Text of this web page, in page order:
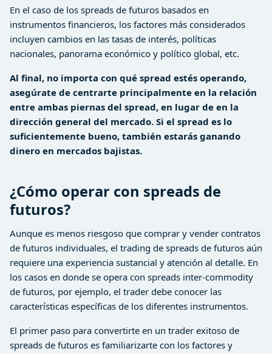
En el caso de los spreads de futuros basados en
instrumentos financieros, los factores más considerados
incluyen cambios en las tasas de interés, políticas
nacionales, panorama económico y político global, etc.
Al final, no importa con qué spread estés operando,
asegúrate de centrarte principalmente en la relación
entre ambas piernas del spread, en lugar de en la
dirección general del mercado. Si el spread es lo
suficientemente bueno, también estarás ganando
dinero en mercados bajistas.
¿Cómo operar con spreads de
futuros?
Aunque es menos riesgoso que comprar y vender contratos
de futuros individuales, el trading de spreads de futuros aún
requiere una experiencia sustancial y atención al detalle. En
los casos en donde se opera con spreads inter-commodity
de futuros, por ejemplo, el trader debe conocer las
características específicas de los diferentes instrumentos.
El primer paso para convertirte en un trader exitoso de
spreads de futuros es familiarizarte con los factores y